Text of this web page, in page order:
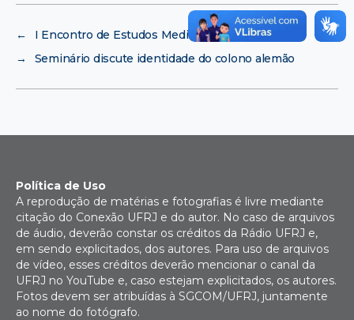
←
I Encontro de Estudos Medievais
→
Seminário discute identidade do colono alemão
Política de Uso
A reprodução de matérias e fotografias é livre mediante
citação do Conexão UFRJ e do autor. No caso de arquivos
de áudio, deverão constar os créditos da Rádio UFRJ e,
em sendo explicitados, dos autores. Para uso de arquivos
de vídeo, esses créditos deverão mencionar o canal da
UFRJ no YouTube e, caso estejam explicitados, os autores.
Fotos devem ser atribuídas à SGCOM/UFRJ, juntamente
ao nome do fotógrafo.